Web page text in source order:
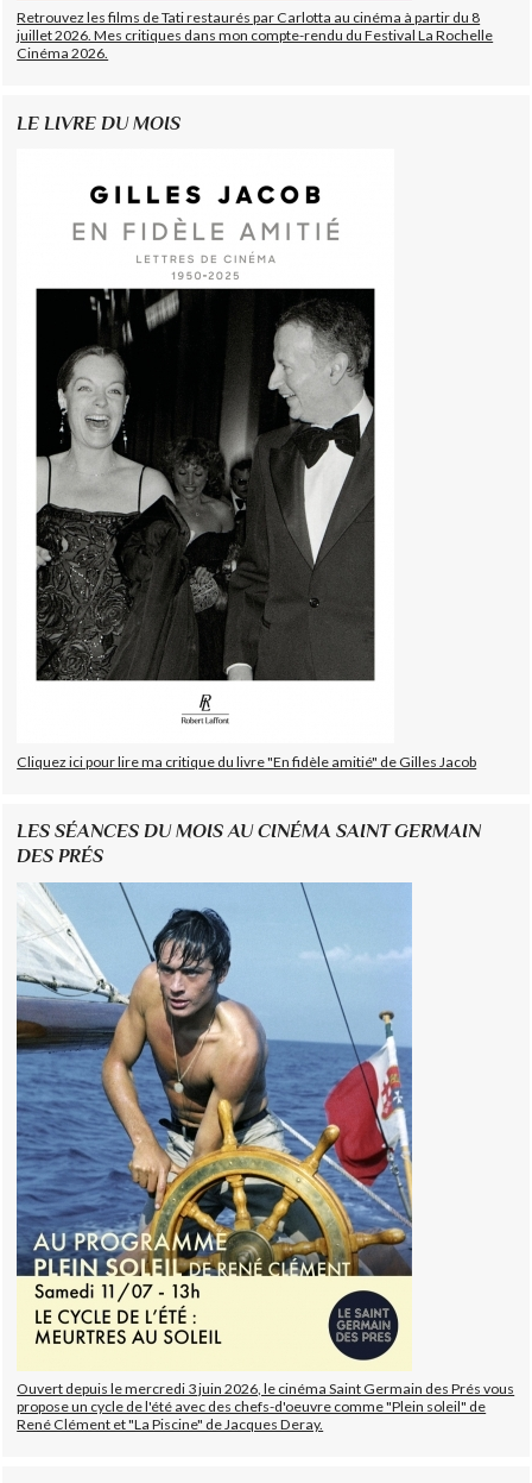
Retrouvez les films de Tati restaurés par Carlotta au cinéma à partir du 8
juillet 2026. Mes critiques dans mon compte-rendu du Festival La Rochelle
Cinéma 2026.
LE LIVRE DU MOIS
Cliquez ici pour lire ma critique du livre "En fidèle amitié" de Gilles Jacob
LES SÉANCES DU MOIS AU CINÉMA SAINT GERMAIN
DES PRÉS
Ouvert depuis le mercredi 3 juin 2026, le cinéma Saint Germain des Prés vous
propose un cycle de l'été avec des chefs-d'oeuvre comme "Plein soleil" de
René Clément et "La Piscine" de Jacques Deray.